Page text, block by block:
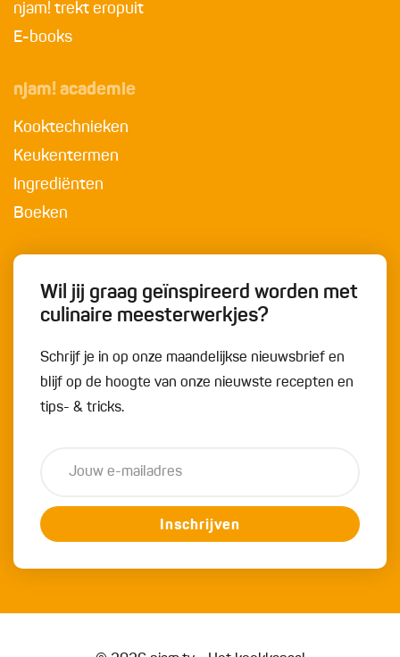
njam! trekt eropuit
E-books
njam! academie
Kooktechnieken
Keukentermen
Ingrediënten
Boeken
Wil jij graag geïnspireerd worden met
culinaire meesterwerkjes?
Schrijf je in op onze maandelijkse nieuwsbrief en
blijf op de hoogte van onze nieuwste recepten en
tips- & tricks.
Inschrijven